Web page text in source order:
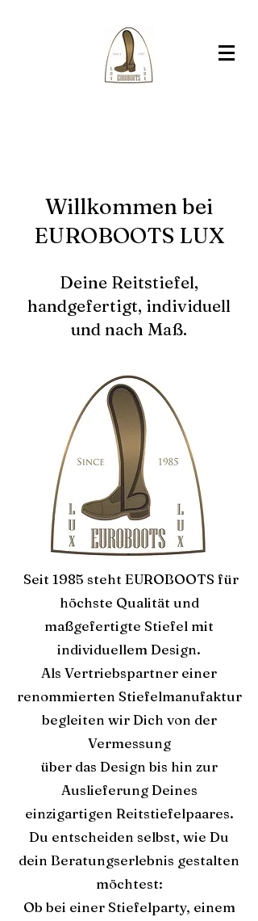
Willkommen bei
EUROBOOTS LUX
Deine Reitstiefel,
handgefertigt, individuell
und nach Maß.
Seit 1985 steht EUROBOOTS für
höchste Qualität und
maßgefertigte Stiefel mit
individuellem Design.
Als Vertriebspartner einer
renommierten Stiefelmanufaktur
begleiten wir Dich von der
Vermessung
über das Design bis hin zur
Auslieferung Deines
einzigartigen Reitstiefelpaares.
Du entscheiden selbst, wie Du
dein Beratungserlebnis gestalten
möchtest:
Ob bei einer Stiefelparty, einem